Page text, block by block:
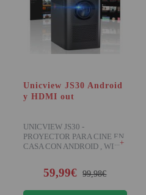
Unicview JS30 Android
y HDMI out
UNICVIEW JS30 -
PROYECTOR PARA CINE EN
CASA CON ANDROID , WIFI,+
59,99€ 99,98€